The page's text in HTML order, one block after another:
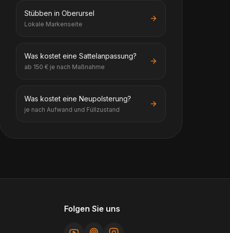
Stübben in Oberursel
Lokale Markenseite
Was kostet eine Sattelanpassung?
ab 150 € je nach Maßnahme
Was kostet eine Neupolsterung?
je nach Aufwand und Füllzustand
Folgen Sie uns